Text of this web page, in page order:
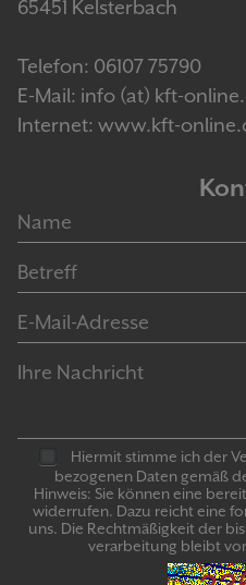
65451 Kelsterbach
Telefon: 06107 75790
E-Mail: info (at) kft-
Internet: www.kft-
Hiermit stimme ich der
bezogenen Daten gemäß
Hinweis: Sie können eine
widerrufen. Dazu reicht eine
uns. Die Recht­mäßigkeit der
verarbeitung bleibt